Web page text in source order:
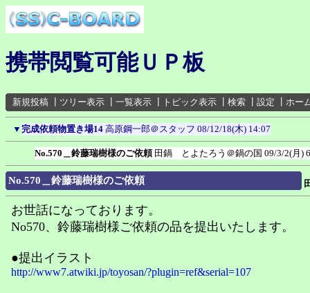
携帯閲覧可能ＵＰ板
新規投稿 ツリー表示 一覧表示 トピック表示 検索 設定 ホー
▼ 完成依頼物置き場14 高原鋼一郎＠スタッフ 08/12/18(木) 14:07
No.570＿鈴藤瑞樹様のご依頼 田鍋 とよたろう＠鍋の国 09/3/2(月)
No.570＿鈴藤瑞樹様のご依頼
お世話になっております。
No570、鈴藤瑞樹様ご依頼の品を提出いたします。
●提出イラスト
http://www7.atwiki.jp/toyosan/?plugin=ref&serial=107